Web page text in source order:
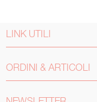
LINK UTILI
ORDINI & ARTICOLI